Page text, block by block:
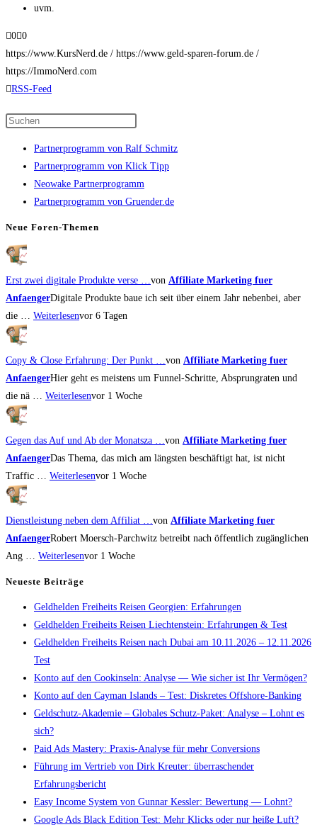
uvm.
Anklicken
für
Daumen
nach
0 Anklicken
für
Daumen
nach
0
https://www.KursNerd.de / https://www.geld-sparen-forum.de /
https://ImmoNerd.com
RSS-Feed
to
close
the
search
Partnerprogramm von Ralf Schmitz
Partnerprogramm von Klick Tipp
Neowake Partnerprogramm
Partnerprogramm von Gruender.de
Neue Foren-Themen
Erst zwei digitale Produkte verse … von Affiliate Marketing fuer
AnfaengerDigitale Produkte baue ich seit über einem Jahr nebenbei, aber
die … Weiterlesenvor 6 Tagen
Copy & Close Erfahrung: Der Punkt … von Affiliate Marketing fuer
AnfaengerHier geht es meistens um Funnel-Schritte, Absprungraten und
die nä … Weiterlesenvor 1 Woche
Gegen das Auf und Ab der Monatsza … von Affiliate Marketing fuer
AnfaengerDas Thema, das mich am längsten beschäftigt hat, ist nicht
Traffic … Weiterlesenvor 1 Woche
Dienstleistung neben dem Affiliat … von Affiliate Marketing fuer
AnfaengerRobert Moersch-Parchwitz betreibt nach öffentlich zugänglichen
Ang … Weiterlesenvor 1 Woche
Neueste Beiträge
Geldhelden Freiheits Reisen Georgien: Erfahrungen
Geldhelden Freiheits Reisen Liechtenstein: Erfahrungen & Test
Geldhelden Freiheits Reisen nach Dubai am 10.11.2026 – 12.11.2026
Test
Konto auf den Cookinseln: Analyse — Wie sicher ist Ihr Vermögen?
Konto auf den Cayman Islands – Test: Diskretes Offshore-Banking
Geldschutz-Akademie – Globales Schutz-Paket: Analyse – Lohnt es
sich?
Paid Ads Mastery: Praxis-Analyse für mehr Conversions
Führung im Vertrieb von Dirk Kreuter: überraschender
Erfahrungsbericht
Easy Income System von Gunnar Kessler: Bewertung — Lohnt?
Google Ads Black Edition Test: Mehr Klicks oder nur heiße Luft?